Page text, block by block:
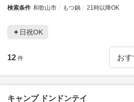
検索条件 和歌山市 もつ鍋 21時以降OK
日祝OK
12 件
キャンプ ドンドンテイ